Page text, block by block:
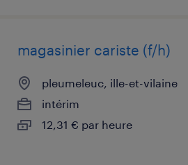
magasinier cariste (f/h)
pleumeleuc, ille-et-vilaine
intérim
12,31 € par heure